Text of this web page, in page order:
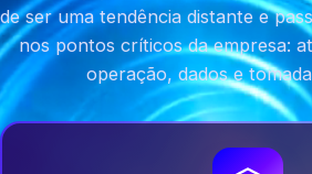
de ser uma tendência distante e
nos pontos críticos da empresa:
operação, dados e